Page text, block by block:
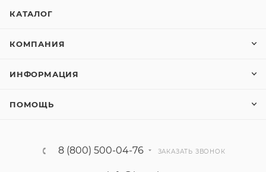
КАТАЛОГ
КОМПАНИЯ
ИНФОРМАЦИЯ
ПОМОЩЬ
8 (800) 500-04-76 ЗАКАЗАТЬ ЗВОНОК